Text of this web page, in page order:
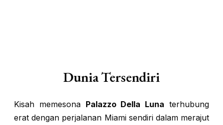
Dunia Tersendiri
Kisah memesona Palazzo Della Luna terhubung
erat dengan perjalanan Miami sendiri dalam merajut